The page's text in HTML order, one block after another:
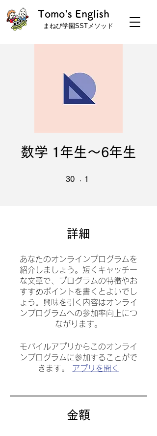
まねび学園SSTメソッド
Tomo's English
数学 1年生〜6年生
30 30 undefined
1
詳細
あなたのオンラインプログラムを
紹介しましょう。短くキャッチー
な文章で、プログラムの特徴やお
すすめポイントを書くとよいでし
ょう。興味を引く内容はオンライ
ンプログラムへの参加率向上につ
モバイルアプリからこのオンライ
ンプログラムに参加することがで
きます。
アプリを開く
金額